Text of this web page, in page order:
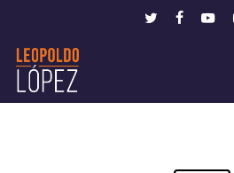
main
content
twitterfacebook